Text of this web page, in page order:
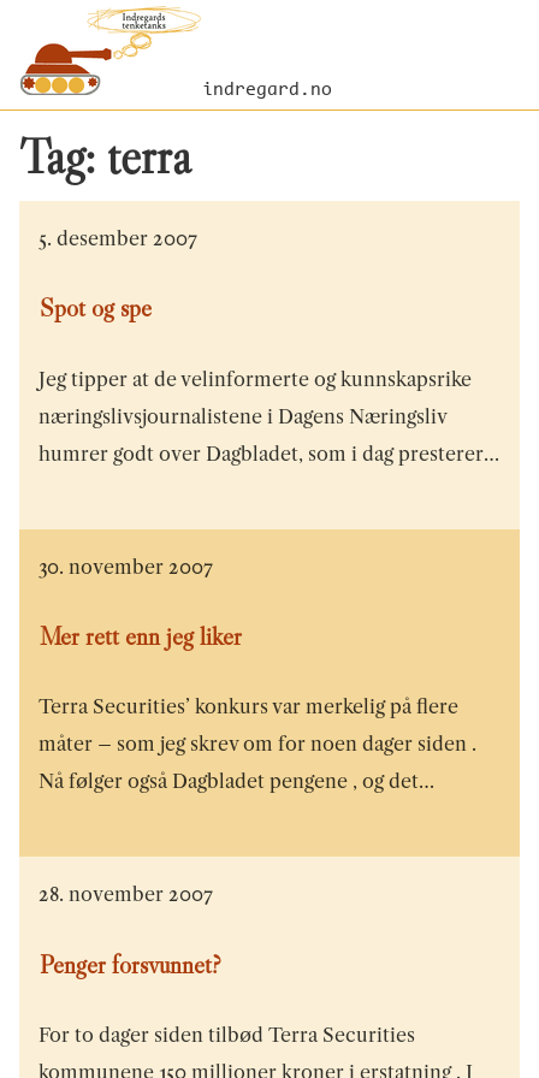
indregard.no
Tag: terra
5. desember 2007
Spot og spe
Jeg tipper at de velinformerte og kunnskapsrike
næringslivsjournalistene i Dagens Næringsliv
humrer godt over Dagbladet, som i dag presterer…
30. november 2007
Mer rett enn jeg liker
Terra Securities’ konkurs var merkelig på flere
måter – som jeg skrev om for noen dager siden .
Nå følger også Dagbladet pengene , og det…
28. november 2007
Penger forsvunnet?
For to dager siden tilbød Terra Securities
kommunene 150 millioner kroner i erstatning . I